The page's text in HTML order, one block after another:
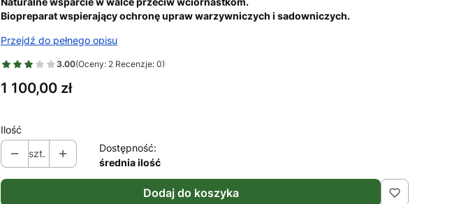
Biopreparat wspierający ochronę upraw warzywniczych i sadowniczych.
Przejdź do pełnego opisu
3.00(Oceny: 2 Recenzje: 0)
Cena
1 100,00 zł
Ilość
szt.
Dostępność:
średnia ilość
Dodaj do koszyka